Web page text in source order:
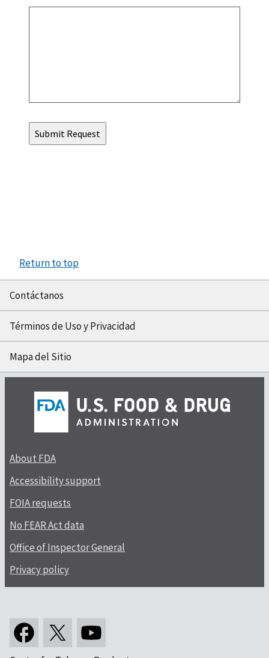
Return to top
Contáctanos
Términos de Uso y Privacidad
Mapa del Sitio
About FDA
Accessibility support
FOIA requests
No FEAR Act data
Office of Inspector General
Privacy policy